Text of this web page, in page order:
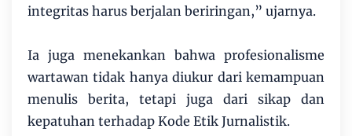
integritas harus berjalan beriringan,” ujarnya.
Ia juga menekankan bahwa profesionalisme
wartawan tidak hanya diukur dari kemampuan
menulis berita, tetapi juga dari sikap dan
kepatuhan terhadap Kode Etik Jurnalistik.